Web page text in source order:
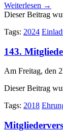
Weiterlesen →
Dieser Beitrag
Tags: 2024
143.
Am Freitag, den
Dieser Beitrag
Tags: 2018